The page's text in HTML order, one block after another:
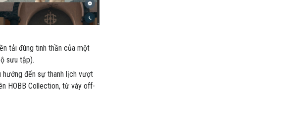
tải đúng tinh thần của một
sưu tập).
hướng đến sự thanh lịch vượt
HOBB Collection, từ váy off-